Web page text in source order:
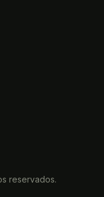
reservados.